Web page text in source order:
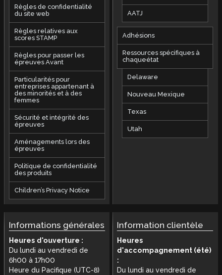
Règles de confidentialité
du site web
Règles relatives aux
scores STAMP
Règles pour passer les
épreuves Avant
Particularités pour
entreprises appartenant à
des minorités et à des
femmes
Sécurité et intégrité des
épreuves
Aménagements lors des
épreuves
Politique de confidentialité
des produits
Children’s Privacy Notice
AATJ
Adhésions
Ressources spécifiques à
chaqueétat
Delaware
Nouveau Mexique
Texas
Utah
Informations générales
Heures d'ouverture :
Du lundi au vendredi de
6h00 à 17h00
Heure du Pacifique (UTC-8)
Information clientèle
Heures
d'accompagnement (été)
:
Du lundi au vendredi de